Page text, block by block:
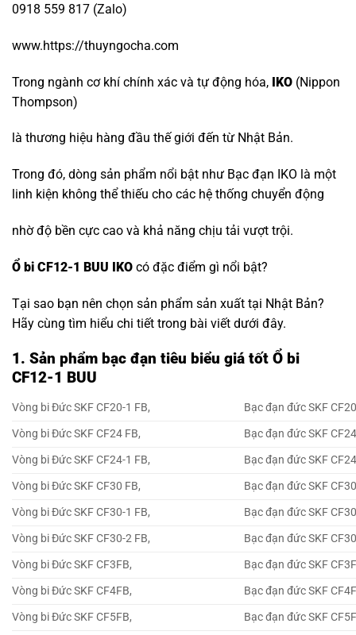
0918 559 817 (Zalo)
www.https://thuyngocha.com
Trong ngành cơ khí chính xác và tự động hóa, IKO (Nippon
Thompson)
là thương hiệu hàng đầu thế giới đến từ Nhật Bản.
Trong đó, dòng sản phẩm nổi bật như Bạc đạn IKO là một
linh kiện không thể thiếu cho các hệ thống chuyển động
nhờ độ bền cực cao và khả năng chịu tải vượt trội.
Ổ bi CF12-1 BUU IKO có đặc điểm gì nổi bật?
Tại sao bạn nên chọn sản phẩm sản xuất tại Nhật Bản?
Hãy cùng tìm hiểu chi tiết trong bài viết dưới đây.
1. Sản phẩm bạc đạn tiêu biểu giá tốt Ổ bi
CF12-1 BUU
Vòng bi Đức SKF CF20-1 FB,
Bạc đạn đức SKF
Vòng bi Đức SKF CF24 FB,
Bạc đạn đức SKF
Vòng bi Đức SKF CF24-1 FB,
Bạc đạn đức SKF
Vòng bi Đức SKF CF30 FB,
Bạc đạn đức SKF
Vòng bi Đức SKF CF30-1 FB,
Bạc đạn đức SKF
Vòng bi Đức SKF CF30-2 FB,
Bạc đạn đức SKF
Vòng bi Đức SKF CF3FB,
Bạc đạn đức SKF
Vòng bi Đức SKF CF4FB,
Bạc đạn đức SKF
Vòng bi Đức SKF CF5FB,
Bạc đạn đức SKF